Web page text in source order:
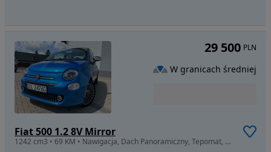
Fiat 500 1.2 8V Mirror
1242 cm3 • 69 KM • Nawigacja, Dach Panoramiczny, Tepomat, Czujniki Parkowania
29 500 PLN
W granicach średniej